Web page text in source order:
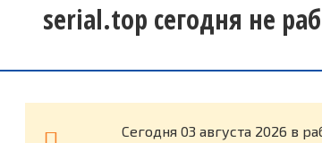
serial.top сегодня не
Cегодня 03 августа 2026 в